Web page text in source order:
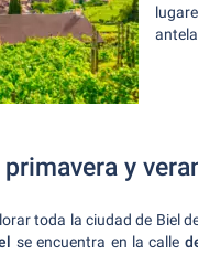
y
toda la ciudad de Biel
se encuentra en la calle